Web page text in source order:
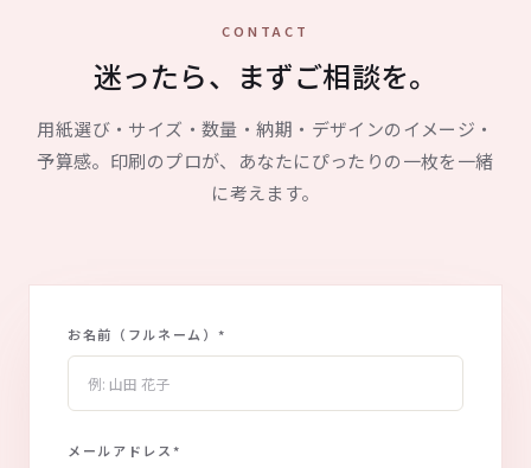
CONTACT
迷ったら、まずご相談を。
用紙選び・サイズ・数量・納期・デザインのイメージ・
予算感。印刷のプロが、あなたにぴったりの一枚を一緒
に考えます。
お名前（フルネーム） *
メールアドレス*